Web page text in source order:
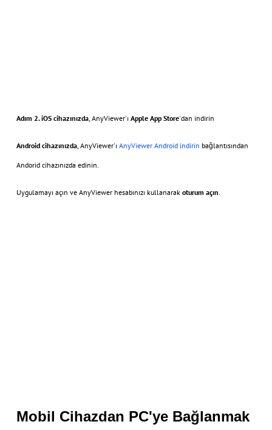
Adım 2.iOS cihazınızda, AnyViewer'ı Apple App Store'dan indirin
Android cihazınızda, AnyViewer'ı AnyViewer Android indirin bağlantısından
Andorid cihazınızda edinin.
Uygulamayı açın ve AnyViewer hesabınızı kullanarak oturum açın.
Mobil Cihazdan PC'ye Bağlanmak